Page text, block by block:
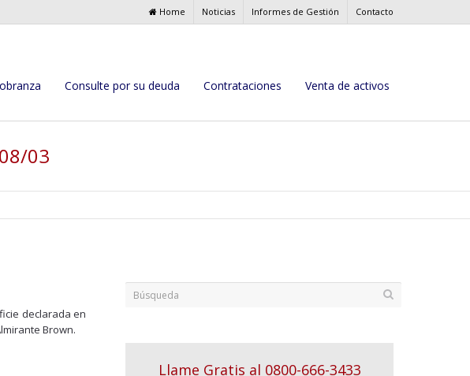
Home Noticias Informes de Gestión Contacto
Consulte por su deuda Contrataciones Venta de activos
03
declarada en
Brown.
Llame Gratis al 0800-666-3433